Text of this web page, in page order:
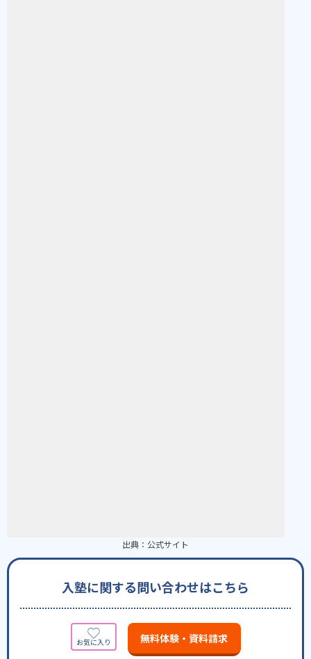
出典： 公式サイト
入塾に関する問い合わせはこちら
無料体験・資料請求